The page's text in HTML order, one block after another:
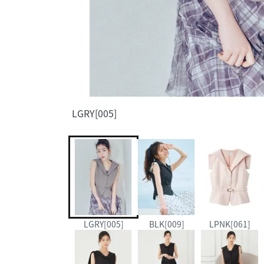
LGRY[005]
LGRY[005] BLK[009] LPNK[061]